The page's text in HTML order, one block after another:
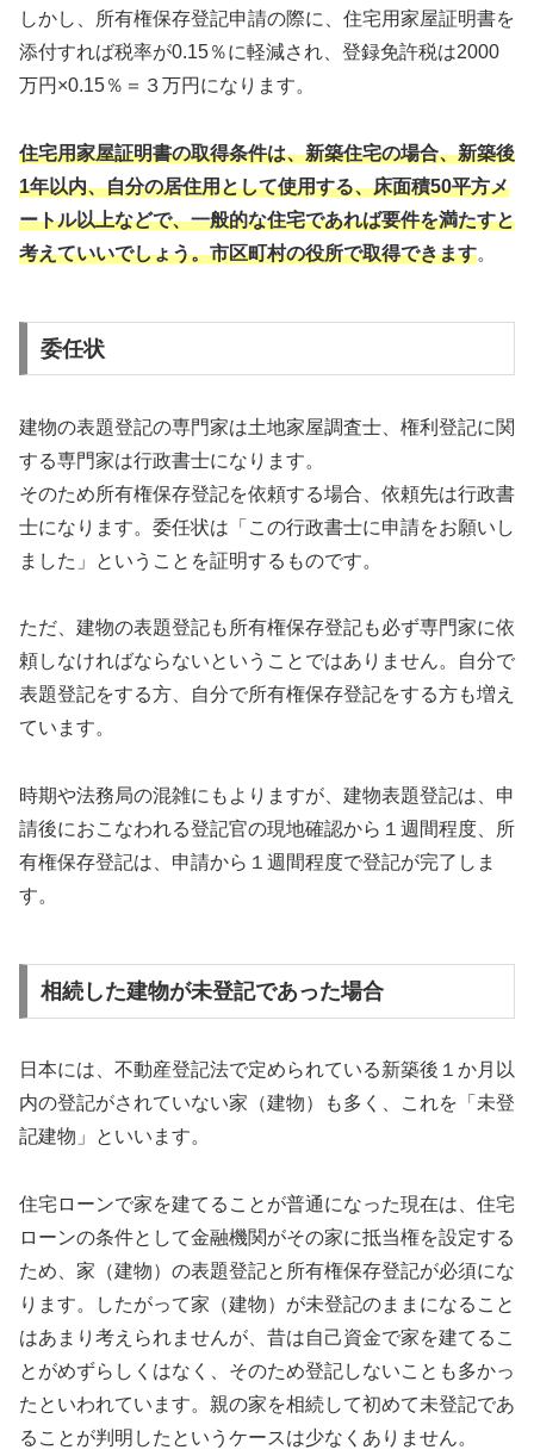
しかし、所有権保存登記申請の際に、住宅用家屋証明書を
添付すれば税率が0.15％に軽減され、登録免許税は2000
万円×0.15％＝３万円になります。
住宅用家屋証明書の取得条件は、新築住宅の場合、新築後
1年以内、自分の居住用として使用する、床面積50平方メ
ートル以上などで、一般的な住宅であれば要件を満たすと
考えていいでしょう。市区町村の役所で取得できます。
委任状
建物の表題登記の専門家は土地家屋調査士、権利登記に関
する専門家は行政書士になります。
そのため所有権保存登記を依頼する場合、依頼先は行政書
士になります。委任状は「この行政書士に申請をお願いし
ました」ということを証明するものです。
ただ、建物の表題登記も所有権保存登記も必ず専門家に依
頼しなければならないということではありません。自分で
表題登記をする方、自分で所有権保存登記をする方も増え
ています。
時期や法務局の混雑にもよりますが、建物表題登記は、申
請後におこなわれる登記官の現地確認から１週間程度、所
有権保存登記は、申請から１週間程度で登記が完了しま
す。
相続した建物が未登記であった場合
日本には、不動産登記法で定められている新築後１か月以
内の登記がされていない家（建物）も多く、これを「未登
記建物」といいます。
住宅ローンで家を建てることが普通になった現在は、住宅
ローンの条件として金融機関がその家に抵当権を設定する
ため、家（建物）の表題登記と所有権保存登記が必須にな
ります。したがって家（建物）が未登記のままになること
はあまり考えられませんが、昔は自己資金で家を建てるこ
とがめずらしくはなく、そのため登記しないことも多かっ
たといわれています。親の家を相続して初めて未登記であ
ることが判明したというケースは少なくありません。